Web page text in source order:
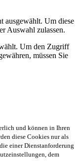
ausgewählt. Um diese
Auswahl zulassen.
Um den Zugriff
müssen Sie
und können in Ihren
diese Cookies nur als
einer Dienstanforderung
dem